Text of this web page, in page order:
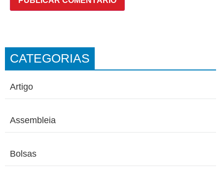
CATEGORIAS
Artigo
Assembleia
Bolsas